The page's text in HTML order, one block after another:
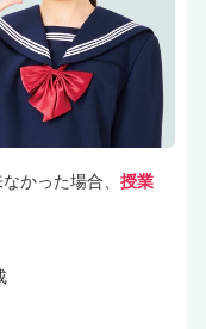
かった場合、 授業